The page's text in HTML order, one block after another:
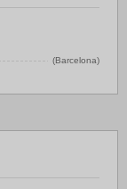
(Barcelona)